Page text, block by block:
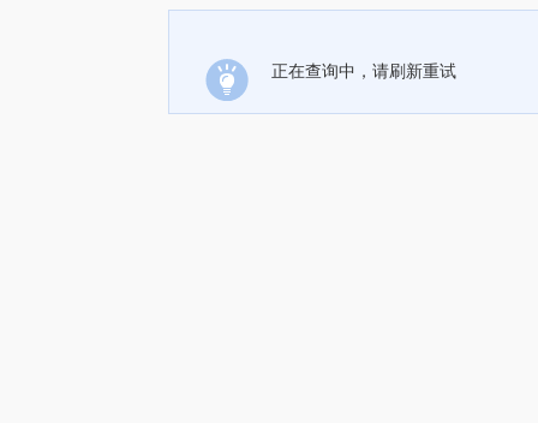
正在查询中，请刷新重试